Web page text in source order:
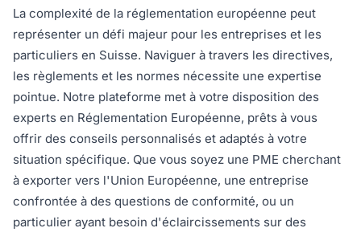
La complexité de la réglementation européenne peut
représenter un défi majeur pour les entreprises et les
particuliers en Suisse. Naviguer à travers les directives,
les règlements et les normes nécessite une expertise
pointue. Notre plateforme met à votre disposition des
experts en Réglementation Européenne, prêts à vous
offrir des conseils personnalisés et adaptés à votre
situation spécifique. Que vous soyez une PME cherchant
à exporter vers l'Union Européenne, une entreprise
confrontée à des questions de conformité, ou un
particulier ayant besoin d'éclaircissements sur des